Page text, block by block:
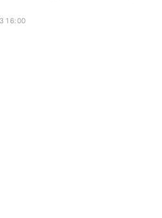
16:00